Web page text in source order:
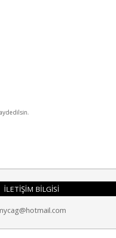
İLETİŞİM BİLGİSİ